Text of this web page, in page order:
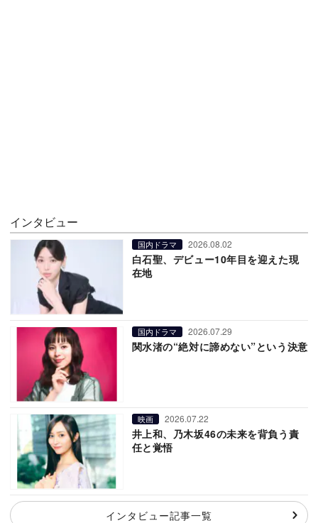
インタビュー
国内ドラマ 2026.08.02
白石聖、デビュー10年目を迎えた現
在地
国内ドラマ 2026.07.29
関水渚の“絶対に諦めない”という決意
映画 2026.07.22
井上和、乃木坂46の未来を背負う責
任と覚悟
インタビュー記事一覧